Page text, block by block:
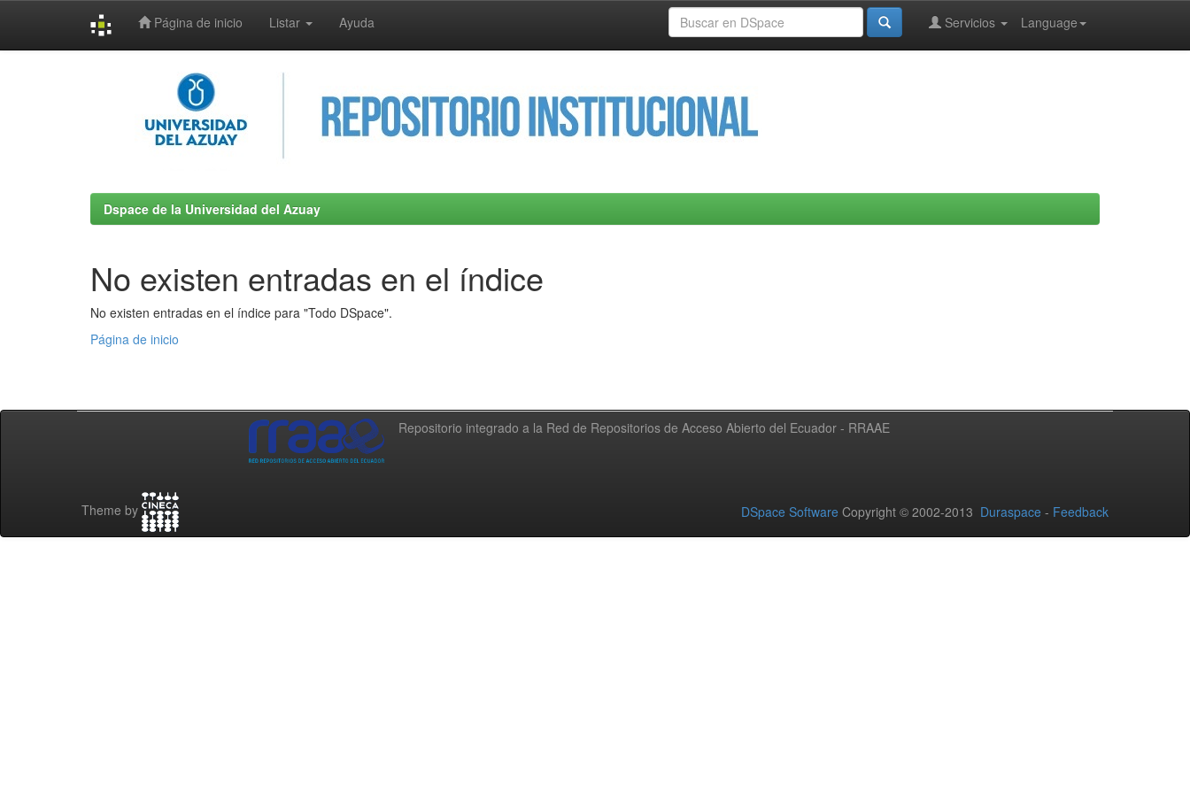
Página de inicio Listar Ayuda Language
Servicios
Dspace de la Universidad del Azuay
No existen entradas en el índice
No existen entradas en el índice para "Todo DSpace".
Página de inicio
Repositorio integrado a la Red de Repositorios de Acceso Abierto del Ecuador - RRAAE
Theme by DSpace Software Copyright © 2002-2013 Duraspace - Feedback